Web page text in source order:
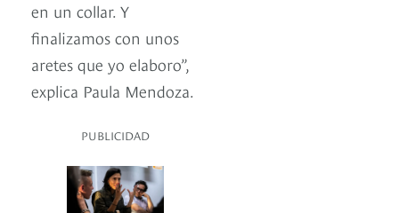
en un collar. Y
finalizamos con unos
aretes que yo elaboro”,
explica Paula Mendoza.
PUBLICIDAD